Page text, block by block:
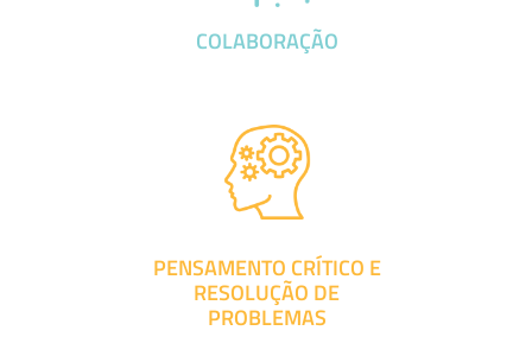
COLABORAÇÃO
PENSAMENTO CRÍTICO E
RESOLUÇÃO DE
PROBLEMAS